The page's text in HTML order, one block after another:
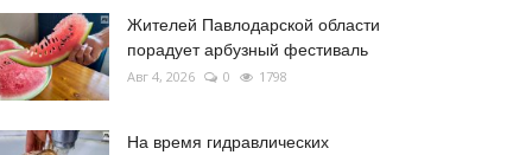
Жителей Павлодарской области
порадует арбузный фестиваль
Авг 4, 2026 0 1798
На время гидравлических